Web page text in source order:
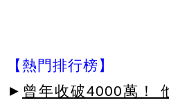
【熱門排行榜】
► 曾年收破4000萬！